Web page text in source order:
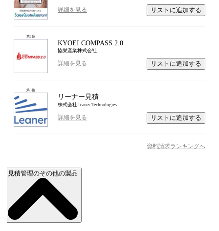
詳細を見る リストに追加する
位
KYOEI COMPASS 2.0
協栄産業株式会社
詳細を見る リストに追加する
位
リーナー見積
株式会社Leaner Technologies
詳細を見る リストに追加する
資料請求ランキングへ
見積管理のその他の製品